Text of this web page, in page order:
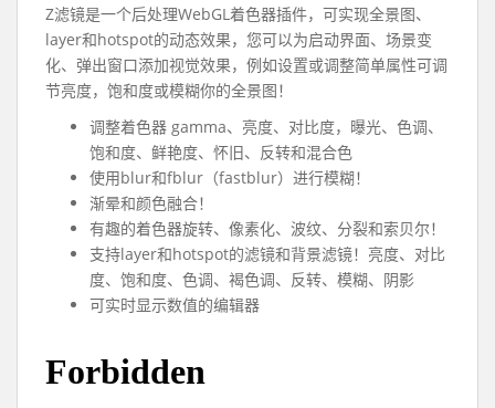
Z滤镜是一个后处理WebGL着色器插件，可实现全景图、
layer和hotspot的动态效果，您可以为启动界面、场景变
化、弹出窗口添加视觉效果，例如设置或调整简单属性可调
节亮度，饱和度或模糊你的全景图！
调整着色器 gamma、亮度、对比度，曝光、色调、
饱和度、鲜艳度、怀旧、反转和混合色
使用blur和fblur（fastblur）进行模糊！
渐晕和颜色融合！
有趣的着色器旋转、像素化、波纹、分裂和索贝尔！
支持layer和hotspot的滤镜和背景滤镜！亮度、对比
度、饱和度、色调、褐色调、反转、模糊、阴影
可实时显示数值的编辑器